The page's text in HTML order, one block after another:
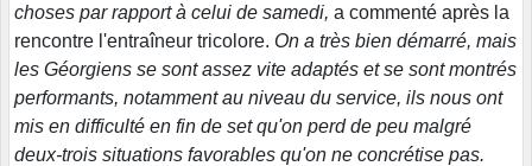
choses par rapport à celui de samedi, a commenté après la
rencontre l'entraîneur tricolore. On a très bien démarré, mais
les Géorgiens se sont assez vite adaptés et se sont montrés
performants, notamment au niveau du service, ils nous ont
mis en difficulté en fin de set qu'on perd de peu malgré
deux-trois situations favorables qu'on ne concrétise pas.